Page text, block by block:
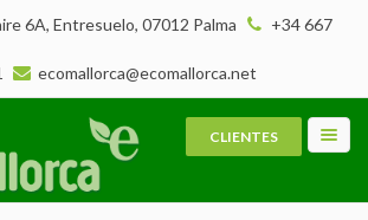
6A, Entresuelo, 07012 Palma +34 667
ecomallorca@ecomallorca.net
CLIENTES